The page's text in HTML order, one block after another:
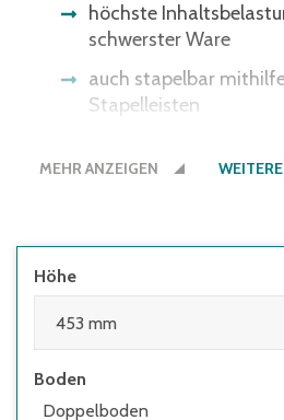
höchste
schwerster Ware
auch stapelbar
Stapelleisten
Behälterfarbe an.
MEHR ANZEIGEN
Höhe
Boden
Doppelboden